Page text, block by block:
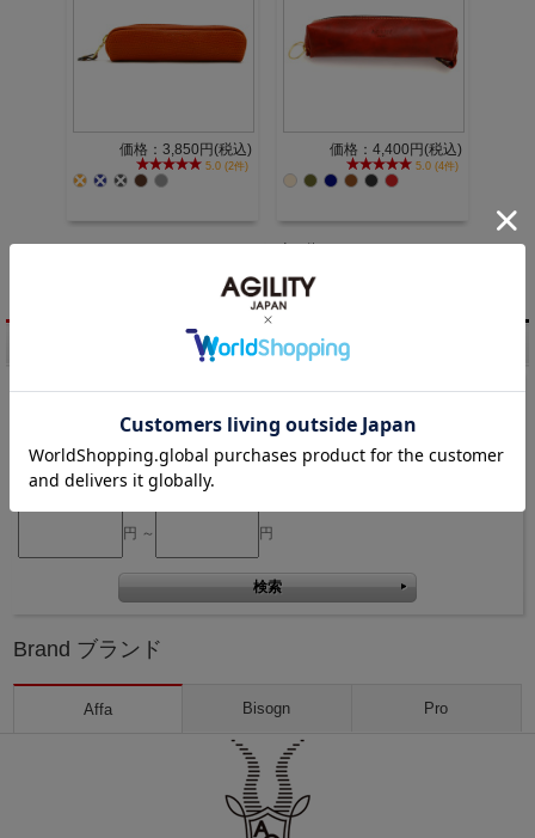
価格：3,850円(税込)
5.0 (2件)
価格：4,400円(税込)
5.0 (4件)
1 / 1ページ（全10件）
円 ～
円
Brand ブランド
Affa Bisogn Pro